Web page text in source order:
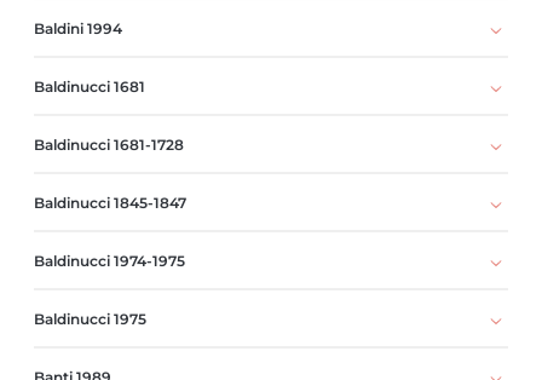
Baldini 1994
Baldinucci 1681
Baldinucci 1681-1728
Baldinucci 1845-1847
Baldinucci 1974-1975
Baldinucci 1975